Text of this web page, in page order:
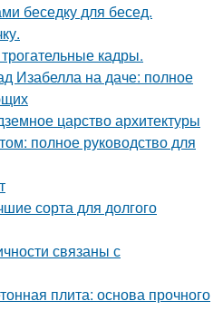
беседку для бесед.
кадры.
Изабелла на даче: полное
царство архитектуры
полное руководство для
сорта для долгого
связаны с
плита: основа прочного